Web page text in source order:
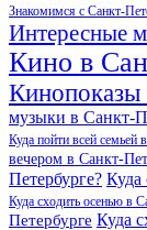
Знакомимся с Санкт-
Интересные
Кино в
Кинопоказы
музыки в Санкт-
Куда пойти всей семьей
вечером в Санкт-
Петербурге? Куда
Куда сходить осенью в
Петербурге Куда